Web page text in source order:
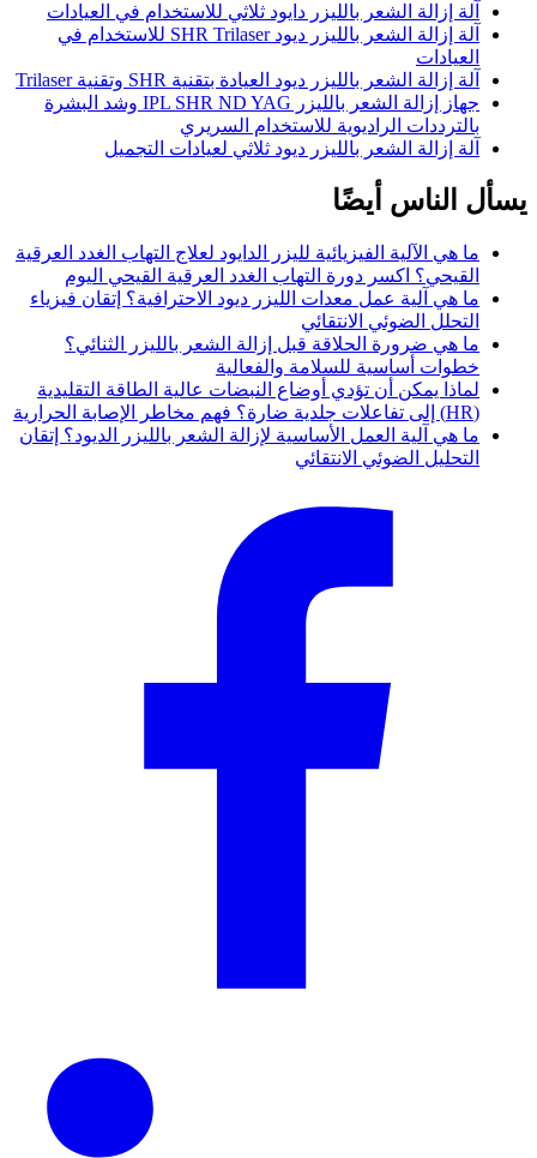
آلة إزالة الشعر بالليزر دايود ثلاثي للاستخدام في العيادات
آلة إزالة الشعر بالليزر ديود SHR Trilaser للاستخدام في
العيادات
آلة إزالة الشعر بالليزر ديود العيادة بتقنية SHR وتقنية Trilaser
جهاز إزالة الشعر بالليزر IPL SHR ND YAG وشد البشرة
بالترددات الراديوية للاستخدام السريري
آلة إزالة الشعر بالليزر ديود ثلاثي لعيادات التجميل
يسأل الناس أيضًا
ما هي الآلية الفيزيائية لليزر الدايود لعلاج التهاب الغدد العرقية
القيحي؟ اكسر دورة التهاب الغدد العرقية القيحي اليوم
ما هي آلية عمل معدات الليزر ديود الاحترافية؟ إتقان فيزياء
التحلل الضوئي الانتقائي
ما هي ضرورة الحلاقة قبل إزالة الشعر بالليزر الثنائي؟
خطوات أساسية للسلامة والفعالية
لماذا يمكن أن تؤدي أوضاع النبضات عالية الطاقة التقليدية
(HR) إلى تفاعلات جلدية ضارة؟ فهم مخاطر الإصابة الحرارية
ما هي آلية العمل الأساسية لإزالة الشعر بالليزر الديود؟ إتقان
التحليل الضوئي الانتقائي